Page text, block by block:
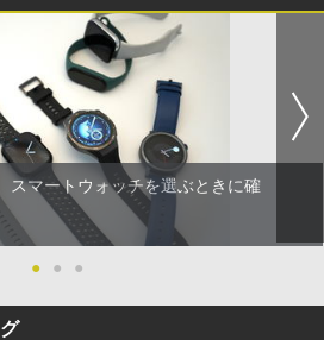
スマートウォッチを選ぶときに確
● ● ●